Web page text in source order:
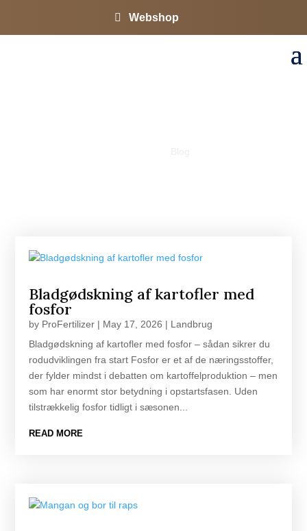
Webshop
Bladgødskning af kartofler med
fosfor
by ProFertilizer | May 17, 2026 | Landbrug
Bladgødskning af kartofler med fosfor – sådan sikrer du
rodudviklingen fra start Fosfor er et af de næringsstoffer,
der fylder mindst i debatten om kartoffelproduktion – men
som har enormt stor betydning i opstartsfasen. Uden
tilstrækkelig fosfor tidligt i sæsonen...
READ MORE